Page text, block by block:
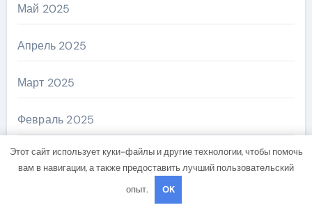
Май 2025
Апрель 2025
Март 2025
Февраль 2025
Январь 2025
Этот сайт использует куки-файлы и другие технологии, чтобы помочь
вам в навигации, а также предоставить лучший пользовательский
опыт.
OK